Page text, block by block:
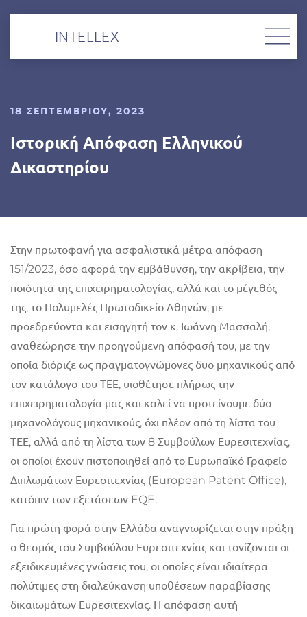
INTELLEX
18 ΣΕΠΤΕΜΒΡΊΟΥ, 2023
Ιστορική Απόφαση Ελληνικού
Δικαστηρίου
Στην πρωτοφανή για ασφαλιστικά μέτρα απόφαση
151/2023, όσο αφορά την εμβάθυνση, την ακρίβεια, την
ποιότητα της επιχειρηματολογίας, αλλά και το μέγεθός
της, το Πολυμελές Πρωτοδικείο Αθηνών, με
προεδρεύοντα και εισηγητή τον κ. Ιωάννη Μασσαλή,
αναθεώρησε την προηγούμενη απόφασή του, με την
οποία διόριζε ως πραγματογνώμονες δυο μηχανικούς από
τον κατάλογο του ΤΕΕ, υιοθέτησε πλήρως την
επιχειρηματολογία μας και καλεί να προτείνουμε δύο
μηχανολόγους μηχανικούς, όχι πλέον από τη λίστα του
ΤΕΕ, αλλά από τη λίστα των 8 Συμβούλων Ευρεσιτεχνίας,
οι οποίοι έχουν πιστοποιηθεί από το Ευρωπαϊκό Γραφείο
Διπλωμάτων Ευρεσιτεχνίας (European Patent Office),
κατόπιν των εξετάσεων EQE.
Για πρώτη φορά στην Ελλάδα αναγνωρίζεται στην πράξη
ο θεσμός του Συμβούλου Ευρεσιτεχνίας και τονίζονται οι
εξειδικευμένες γνώσεις του, οι οποίες είναι ιδιαίτερα
πολύτιμες στη διαλεύκανση υποθέσεων παραβίασης
δικαιωμάτων Ευρεσιτεχνίας. Η απόφαση αυτή